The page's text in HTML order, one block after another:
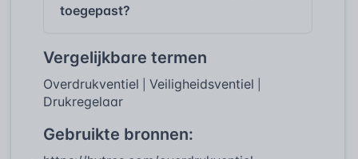
toegepast?
Vergelijkbare termen
Overdrukventiel Veiligheidsventiel
Drukregelaar
Gebruikte bronnen: